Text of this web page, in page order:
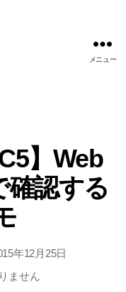
メニュー
】Web
確認する
年12月25日
ません